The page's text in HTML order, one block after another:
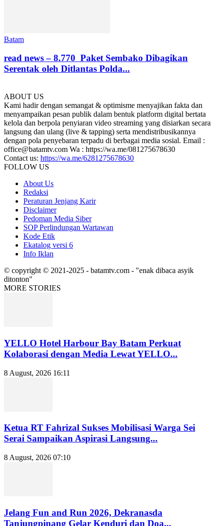
Batam
read news – 8.770 Paket Sembako Dibagikan
Serentak oleh Ditlantas Polda...
ABOUT US
Kami hadir dengan semangat & optimisme menyajikan fakta dan
menyampaikan pesan publik dalam bentuk platform digital bertata
kelola dan berpola penyiaran video streaming yang disiarkan secara
langsung dan ulang (live & tapping) serta mendistribusikannya
dengan pola penyebaran terpadu di berbagai media sosial. Email :
office@batamtv.com Wa : https://wa.me/081275678630
Contact us: https://wa.me/6281275678630
FOLLOW US
About Us
Redaksi
Peraturan Jenjang Karir
Disclaimer
Pedoman Media Siber
SOP Perlindungan Wartawan
Kode Etik
Ekatalog versi 6
Info Iklan
© copyright © 2021-2025 - batamtv.com - "enak dibaca asyik
ditonton"
MORE STORIES
YELLO Hotel Harbour Bay Batam Perkuat
Kolaborasi dengan Media Lewat YELLO...
8 August, 2026 16:11
Ketua RT Fahrizal Sukses Mobilisasi Warga Sei
Serai Sampaikan Aspirasi Langsung...
8 August, 2026 07:10
Jelang Fun and Run 2026, Dekranasda
Tanjungpinang Gelar Kenduri dan Doa...